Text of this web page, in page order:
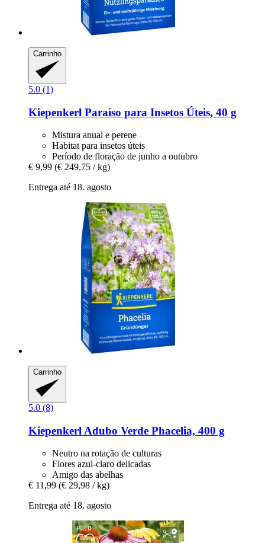
Carrinho
5.0 (1)
Kiepenkerl Paraíso para Insetos Úteis, 40 g
Mistura anual e perene
Habitat para insetos úteis
Período de floração de junho a outubro
€ 9,99 (€ 249,75 / kg)
Entrega até 18. agosto
Carrinho
5.0 (8)
Kiepenkerl Adubo Verde Phacelia, 400 g
Neutro na rotação de culturas
Flores azul-claro delicadas
Amigo das abelhas
€ 11,99 (€ 29,98 / kg)
Entrega até 18. agosto